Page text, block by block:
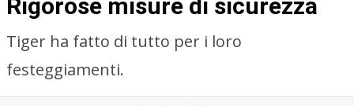
Rigorose misure di sicurezza
Tiger ha fatto di tutto per i loro
festeggiamenti.